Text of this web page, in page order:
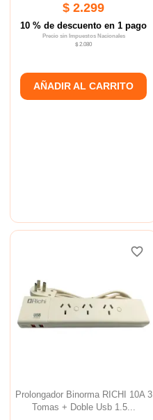
$ 2.299
10 % de descuento en 1 pago
Precio sin Impuestos Nacionales
$ 2.080
AÑADIR AL CARRITO
Prolongador Binorma RICHI 10A 3
Tomas + Doble Usb 1.5...
favorite_border
favorite_border
favorite_border